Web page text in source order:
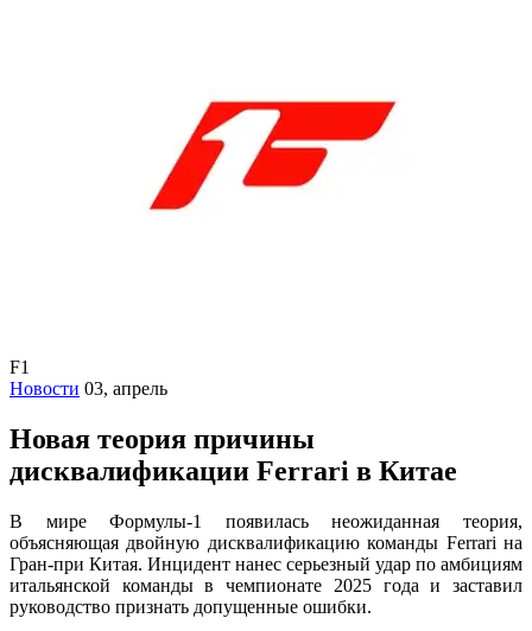
F1
Новости 03, апрель
Новая теория причины
дисквалификации Ferrari в Китае
В мире Формулы-1 появилась неожиданная теория,
объясняющая двойную дисквалификацию команды Ferrari на
Гран-при Китая. Инцидент нанес серьезный удар по амбициям
итальянской команды в чемпионате 2025 года и заставил
руководство признать допущенные ошибки.